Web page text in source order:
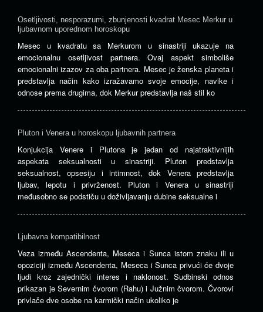
Osetljivosti, nesporazumi, zbunjenosti kvadrat Mesec Merkur u
ljubavnom uporednom horoskopu
Mesec u kvadratu sa Merkurom u sinastriji ukazuje na
emocionalnu osetljivost partnera. Ovaj aspekt simboliše
emocionalni izazov za oba partnera. Mesec je ženska planeta i
predstavlja način kako izražavamo svoje emocije, navike i
odnose prema drugima, dok Merkur predstavlja naš stil ko
Pluton i Venera u horoskopu ljubavnih partnera
Konjukcija Venere i Plutona je jedan od najatraktivnijih
aspekata seksualnosti u sinastriji. Pluton predstavlja
seksualnost, opsesiju i intimnost, dok Venera predstavlja
ljubav, lepotu i privrženost. Pluton i Venera u sinastriji
međusobno se podstiču u doživljavanju dubine seksualne i
Ljubavna kompatibilnost
Veza između Ascendenta, Meseca i Sunca istom znaku ili u
opoziciji između Ascendenta, Meseca i Sunca privući će dvoje
ljudi kroz zajednički interes i naklonost. Sudbinski odnos
prikazan je Severnim čvorom (Rahu) i Južnim čvorom. Čvorovi
privlače dve osobe na karmički način ukoliko je